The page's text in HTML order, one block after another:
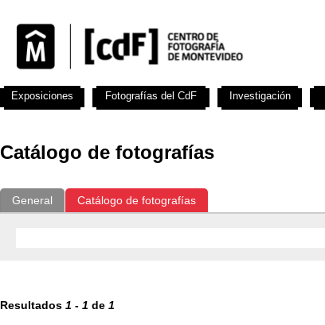
Catálogo de fotografías
General Catálogo de fotografías
Resultados 1 - 1 de 1
Exposiciones Fotografías del CdF Investigación